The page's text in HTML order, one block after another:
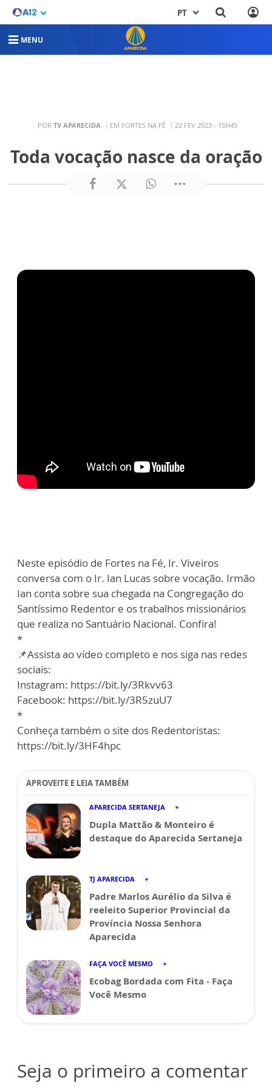
PT
MENU
POR TV APARECIDA EM FORTES NA FÉ 22 FEV 2023 - 15H45
Toda vocação nasce da oração
Neste episódio de Fortes na Fé, Ir. Viveiros
conversa com o Ir. Ian Lucas sobre vocação. Irmão
Ian conta sobre sua chegada na Congregação do
Santíssimo Redentor e os trabalhos missionários
que realiza no Santuário Nacional. Confira!
*
📌Assista ao vídeo completo e nos siga nas redes
sociais:
Instagram: https://bit.ly/3Rkvv63
Facebook: https://bit.ly/3R5zuU7
*
Conheça também o site dos Redentoristas:
https://bit.ly/3HF4hpc
APROVEITE E LEIA TAMBÉM
APARECIDA SERTANEJA
Dupla Mattão & Monteiro é
destaque do Aparecida Sertaneja
TJ APARECIDA
Padre Marlos Aurélio da Silva é
reeleito Superior Provincial da
Província Nossa Senhora
Aparecida
FAÇA VOCÊ MESMO
Ecobag Bordada com Fita - Faça
Você Mesmo
Seja o primeiro a comentar